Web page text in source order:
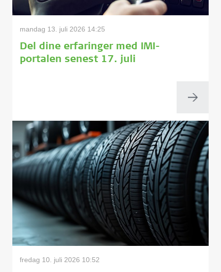
mandag 13. juli 2026 14:25
Del dine erfaringer med IMI-
portalen senest 17. juli
fredag 10. juli 2026 10:52